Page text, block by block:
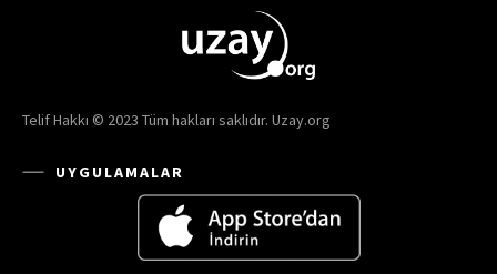
Telif Hakkı © 2023 Tüm hakları saklıdır. Uzay.org
UYGULAMALAR